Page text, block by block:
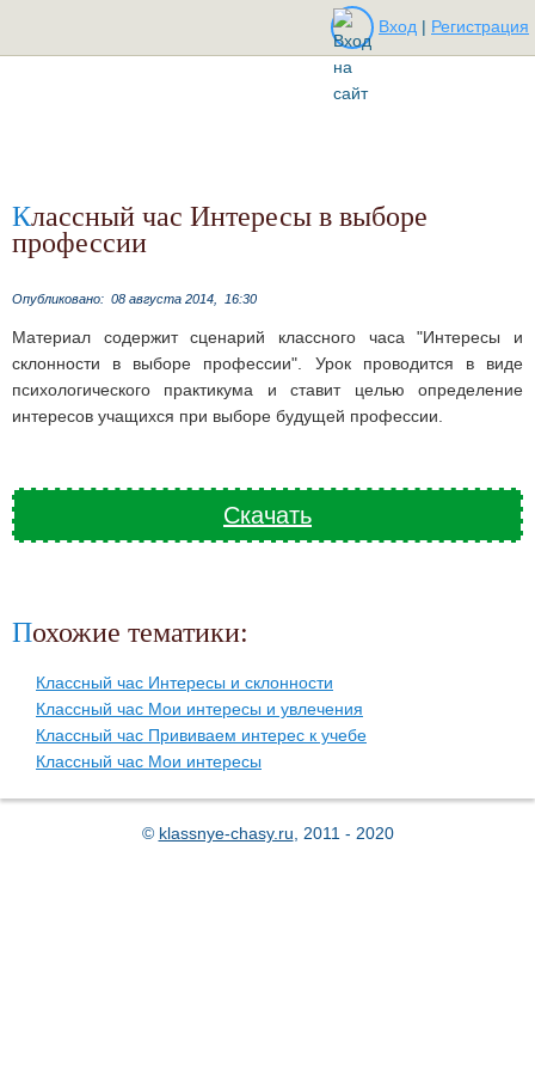
Вход | Регистрация
Классный час Интересы в выборе
профессии
Опубликовано: 08 августа 2014, 16:30
Материал содержит сценарий классного часа "Интересы и
склонности в выборе профессии". Урок проводится в виде
психологического практикума и ставит целью определение
интересов учащихся при выборе будущей профессии.
Скачать
Похожие тематики:
Классный час Интересы и склонности
Классный час Мои интересы и увлечения
Классный час Прививаем интерес к учебе
Классный час Мои интересы
© klassnye-chasy.ru , 2011 - 2020